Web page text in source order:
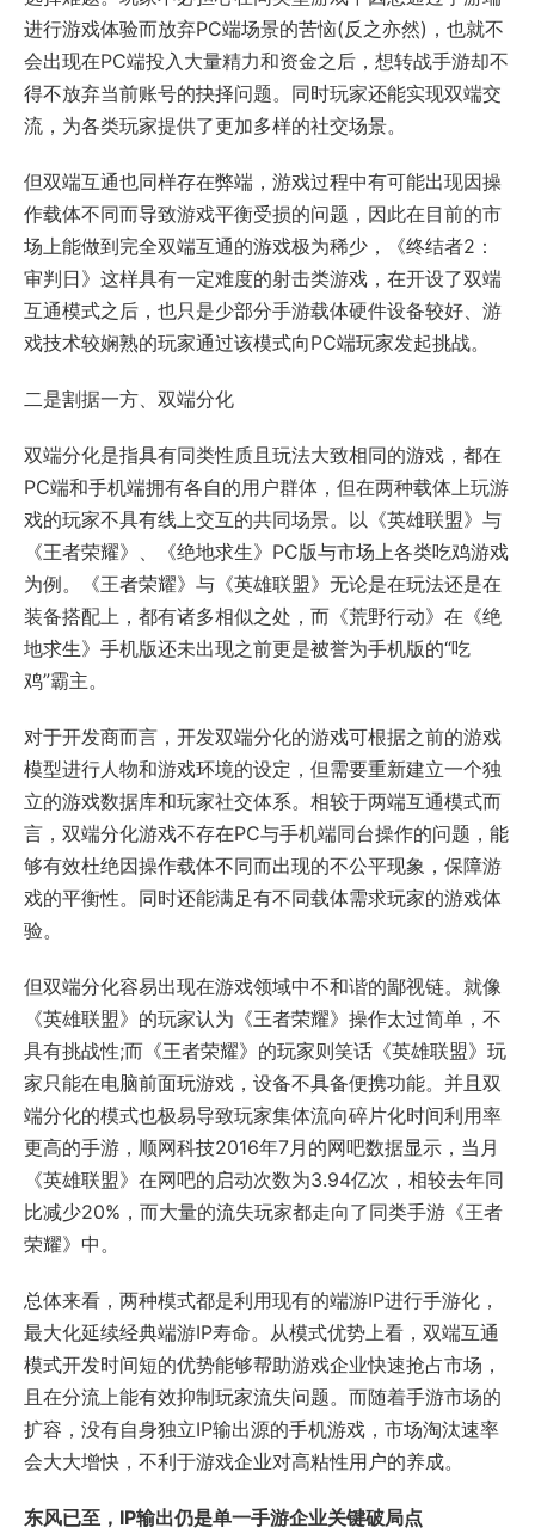
进行游戏体验而放弃PC端场景的苦恼(反之亦然)，也就不
会出现在PC端投入大量精力和资金之后，想转战手游却不
得不放弃当前账号的抉择问题。同时玩家还能实现双端交
流，为各类玩家提供了更加多样的社交场景。
但双端互通也同样存在弊端，游戏过程中有可能出现因操
作载体不同而导致游戏平衡受损的问题，因此在目前的市
场上能做到完全双端互通的游戏极为稀少，《终结者2：
审判日》这样具有一定难度的射击类游戏，在开设了双端
互通模式之后，也只是少部分手游载体硬件设备较好、游
戏技术较娴熟的玩家通过该模式向PC端玩家发起挑战。
二是割据一方、双端分化
双端分化是指具有同类性质且玩法大致相同的游戏，都在
PC端和手机端拥有各自的用户群体，但在两种载体上玩游
戏的玩家不具有线上交互的共同场景。以《英雄联盟》与
《王者荣耀》、《绝地求生》PC版与市场上各类吃鸡游戏
为例。《王者荣耀》与《英雄联盟》无论是在玩法还是在
装备搭配上，都有诸多相似之处，而《荒野行动》在《绝
地求生》手机版还未出现之前更是被誉为手机版的“吃
鸡”霸主。
对于开发商而言，开发双端分化的游戏可根据之前的游戏
模型进行人物和游戏环境的设定，但需要重新建立一个独
立的游戏数据库和玩家社交体系。相较于两端互通模式而
言，双端分化游戏不存在PC与手机端同台操作的问题，能
够有效杜绝因操作载体不同而出现的不公平现象，保障游
戏的平衡性。同时还能满足有不同载体需求玩家的游戏体
验。
但双端分化容易出现在游戏领域中不和谐的鄙视链。就像
《英雄联盟》的玩家认为《王者荣耀》操作太过简单，不
具有挑战性;而《王者荣耀》的玩家则笑话《英雄联盟》玩
家只能在电脑前面玩游戏，设备不具备便携功能。并且双
端分化的模式也极易导致玩家集体流向碎片化时间利用率
更高的手游，顺网科技2016年7月的网吧数据显示，当月
《英雄联盟》在网吧的启动次数为3.94亿次，相较去年同
比减少20%，而大量的流失玩家都走向了同类手游《王者
荣耀》中。
总体来看，两种模式都是利用现有的端游IP进行手游化，
最大化延续经典端游IP寿命。从模式优势上看，双端互通
模式开发时间短的优势能够帮助游戏企业快速抢占市场，
且在分流上能有效抑制玩家流失问题。而随着手游市场的
扩容，没有自身独立IP输出源的手机游戏，市场淘汰速率
会大大增快，不利于游戏企业对高粘性用户的养成。
东风已至，IP输出仍是单一手游企业关键破局点